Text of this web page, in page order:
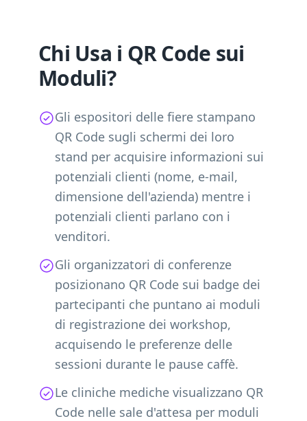
Chi Usa i QR Code sui
Moduli?
Gli espositori delle fiere stampano
QR Code sugli schermi dei loro
stand per acquisire informazioni sui
potenziali clienti (nome, e-mail,
dimensione dell'azienda) mentre i
potenziali clienti parlano con i
venditori.
Gli organizzatori di conferenze
posizionano QR Code sui badge dei
partecipanti che puntano ai moduli
di registrazione dei workshop,
acquisendo le preferenze delle
sessioni durante le pause caffè.
Le cliniche mediche visualizzano QR
Code nelle sale d'attesa per moduli